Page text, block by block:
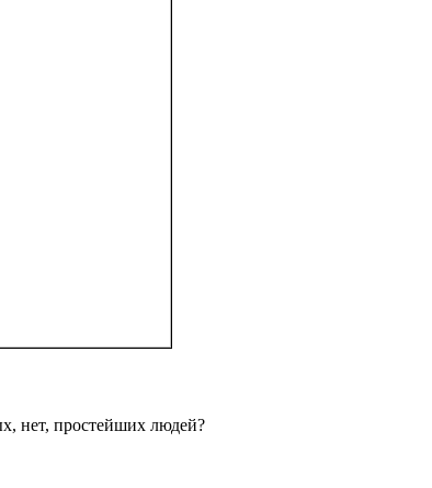
нет, простейших людей?